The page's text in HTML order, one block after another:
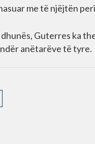
me të njëjtën
Guterres ka
anëtarëve të tyre.